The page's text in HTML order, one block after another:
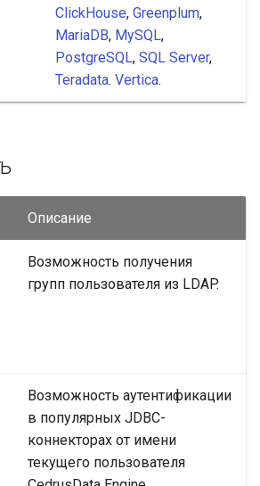
ClickHouse, Greenplum,
MariaDB, MySQL,
PostgreSQL, SQL Server,
Teradata. Vertica.
Описание
Возможность получения
групп пользователя из LDAP.
Возможность аутентификации
в популярных JDBC-
коннекторах от имени
текущего пользователя